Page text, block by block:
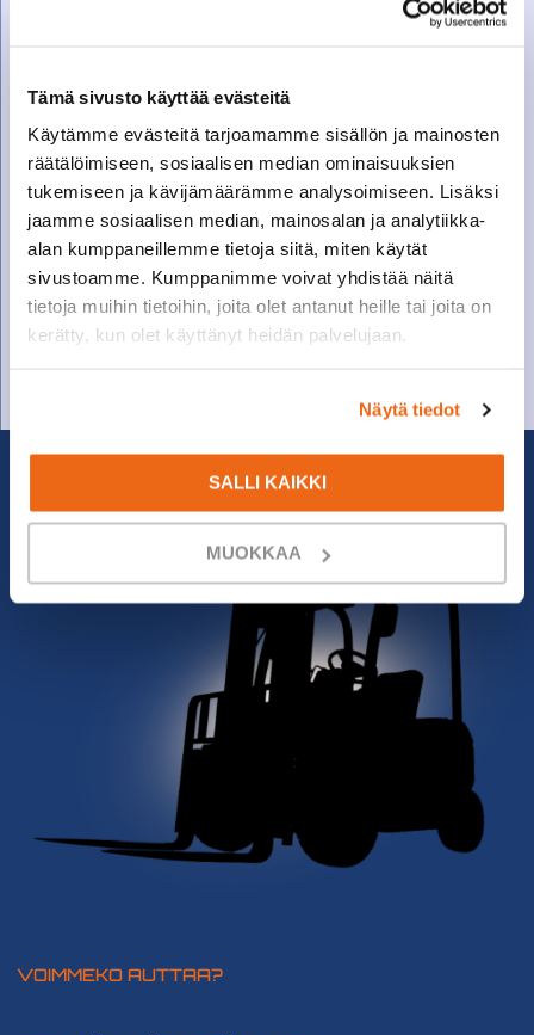
Tämä sivusto käyttää evästeitä
Käytämme evästeitä tarjoamamme sisällön ja mainosten
räätälöimiseen, sosiaalisen median ominaisuuksien
tukemiseen ja kävijämäärämme analysoimiseen. Lisäksi
jaamme sosiaalisen median, mainosalan ja analytiikka-
alan kumppaneillemme tietoja siitä, miten käytät
sivustoamme. Kumppanimme voivat yhdistää näitä
tietoja muihin tietoihin, joita olet antanut heille tai joita on
kerätty, kun olet käyttänyt heidän palvelujaan.
Näytä tiedot
SALLI KAIKKI
MUOKKAA
SOITA VARAOSAMYYNTIIN
Varaosamyynti
010 27 91 831
VOIMMEKO AUTTAA?